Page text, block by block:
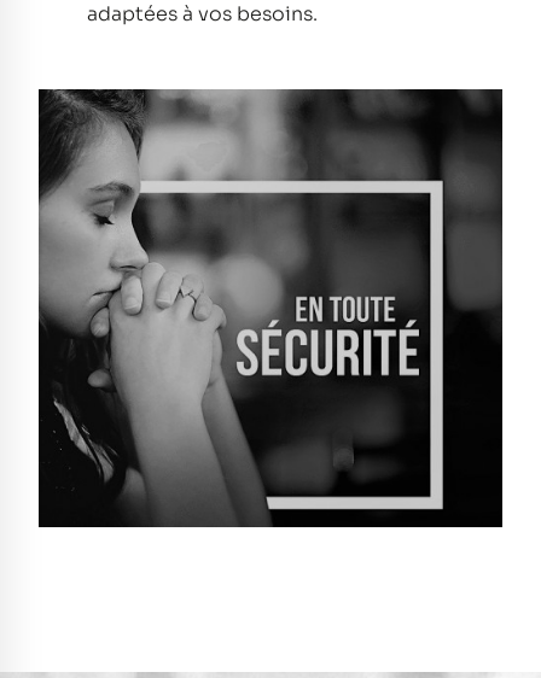
adaptées à vos besoins.